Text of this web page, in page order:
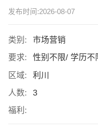
发布时间:2026-08-07
类别:
市场营销
要求:
性别不限/ 学历
区域:
利川
人数:
3
福利: